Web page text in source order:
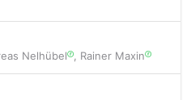
Nelhübelⓡ Rainer Maxinⓡ